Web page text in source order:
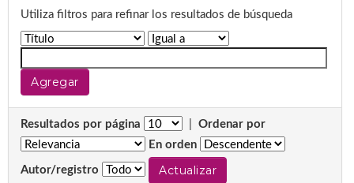
Utiliza filtros para refinar los resultados de búsqueda
Resultados por página
Ordenar por
En orden
Autor/registro